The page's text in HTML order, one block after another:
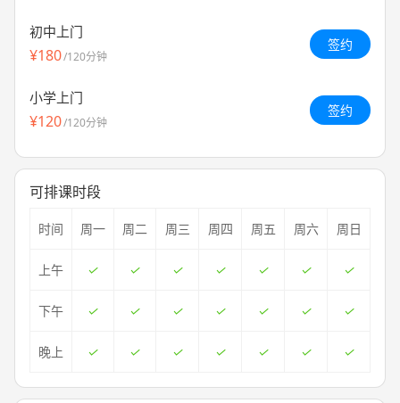
初中上门
¥180/120分钟
签约
小学上门
¥120/120分钟
签约
可排课时段
时间 周一 周二 周三 周四 周五 周六 周日
上午
下午
晚上